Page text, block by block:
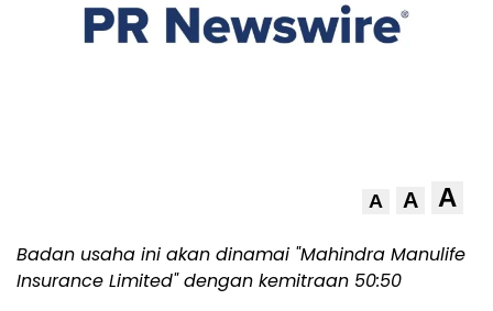
A A A
Badan usaha ini akan dinamai "Mahindra Manulife
Insurance Limited" dengan kemitraan 50:50